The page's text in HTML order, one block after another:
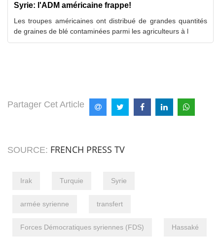
Syrie: l'ADM américaine frappe!
Les troupes américaines ont distribué de grandes quantités
de graines de blé contaminées parmi les agriculteurs à l
Partager Cet Article
SOURCE: FRENCH PRESS TV
Irak Turquie Syrie
armée syrienne transfert
Forces Démocratiques syriennes (FDS) Hassaké